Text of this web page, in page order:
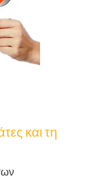
και τη